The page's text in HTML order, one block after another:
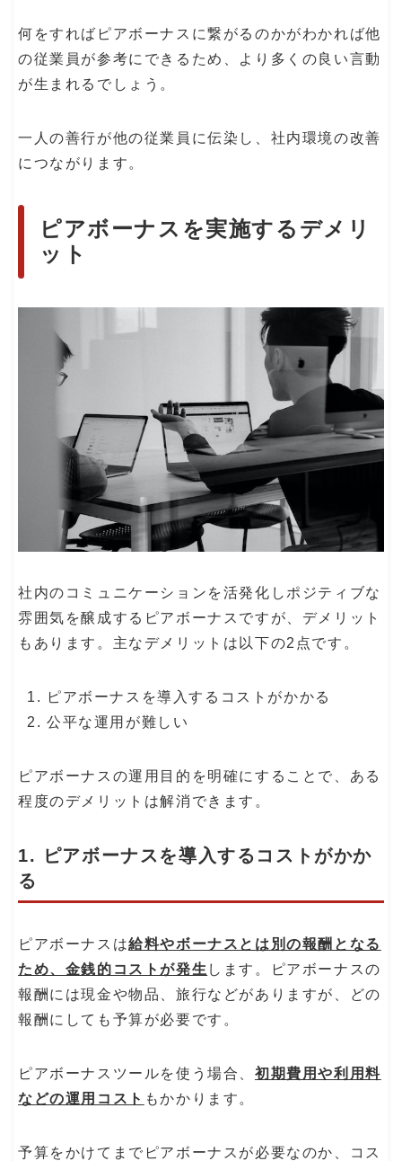
何をすればピアボーナスに繋がるのかがわかれば他
の従業員が参考にできるため、より多くの良い言動
が生まれるでしょう。
一人の善行が他の従業員に伝染し、社内環境の改善
につながります。
ピアボーナスを実施するデメリ
ット
社内のコミュニケーションを活発化しポジティブな
雰囲気を醸成するピアボーナスですが、デメリット
もあります。主なデメリットは以下の2点です。
ピアボーナスを導入するコストがかかる
公平な運用が難しい
ピアボーナスの運用目的を明確にすることで、ある
程度のデメリットは解消できます。
1. ピアボーナスを導入するコストがかか
る
ピアボーナスは給料やボーナスとは別の報酬となる
ため、金銭的コストが発生 します。ピアボーナスの
報酬には現金や物品、旅行などがありますが、どの
報酬にしても予算が必要です。
ピアボーナスツールを使う場合、 初期費用や利用料
などの運用コスト もかかります。
予算をかけてまでピアボーナスが必要なのか、コス